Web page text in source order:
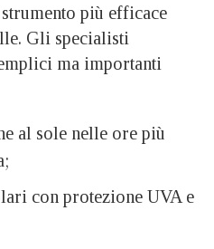
più efficace
Gli specialisti
ma importanti
al sole nelle ore più
con protezione UVA e